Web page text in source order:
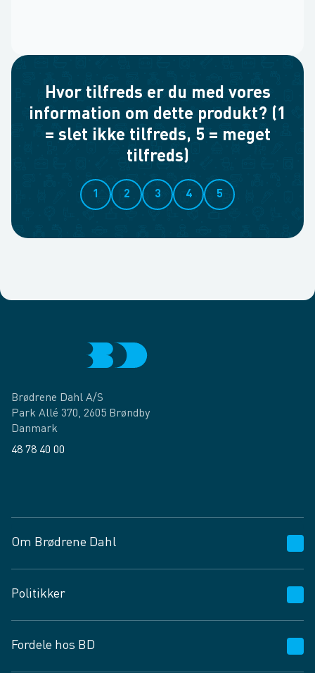
Hvor tilfreds er du med vores
information om dette produkt? (1
= slet ikke tilfreds, 5 = meget
tilfreds)
1 2 3 4 5
Brødrene Dahl A/S
Park Allé 370, 2605 Brøndby
Danmark
48 78 40 00
Om Brødrene Dahl
Vagttelefon 30 10 89 89
Spørgsmål og svar
Job og karriere
Politikker
Privatlivspolitik
Fordele hos BD